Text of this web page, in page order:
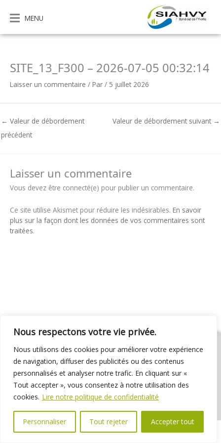
Nous respectons votre vie privée.
Nous utilisons des cookies pour améliorer votre expérience
de navigation, diffuser des publicités ou des contenus
personnalisés et analyser notre trafic. En cliquant sur «
Tout accepter », vous consentez à notre utilisation des
cookies. Lire notre politique de confidentialité
Personnaliser Tout rejeter Accepter tout
contenu
MENU
SITE_13_F300 – 2026-07-05 00:32:14
Laisser un commentaire / Par / 5 juillet 2026
← Valeur de débordement
précédent
Valeur de débordement suivant →
Laisser un commentaire
Vous devez être connecté(e) pour publier un commentaire.
Ce site utilise Akismet pour réduire les indésirables. En savoir
plus sur la façon dont les données de vos commentaires sont
traitées.
01 69 31 72 10 01 69 31 37 31
Nous contacter
Espace élus
Marchés publics Délibérations